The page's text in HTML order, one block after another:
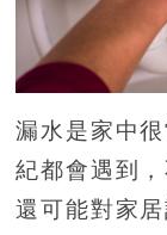
漏水是家中
紀都會遇到
還可能對家